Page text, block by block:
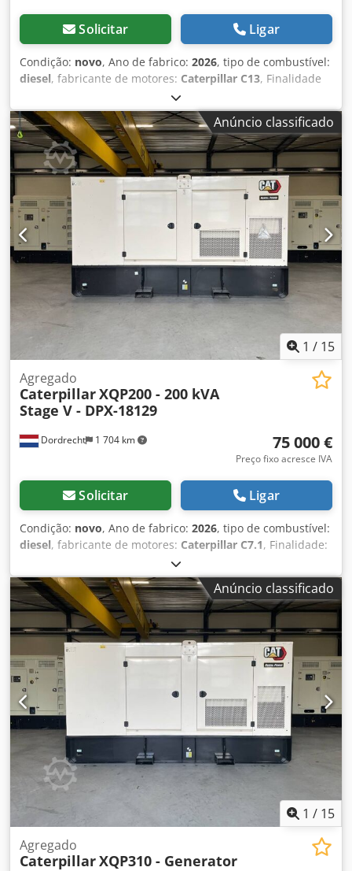
Solicitar Ligar
Condição: novo, Ano de fabrico: 2026, tipo de combustível:
diesel, fabricante de motores: Caterpillar C13, Finalidade
de utilização: construção civil Peso em vazio: 3.886 kg
Potência do gerador: 550 kVA Dimensões da área de carga:
477 x 163 x 236 cm Marcação CE: sim Condições de
entrega: EXW Volume do tanque de água: 721 l País de
produção: CN Para mais informações, contacte a equipa
DPX. = Opções e acessórios adicionais = Dwsdpjxvk Hwjfx
Am Tea - Bateria - Painel de controlo - Teto de aço -
Cisterna
Anúncio classificado
1 / 15
Dordrecht 1 704 km
Agregado
CaterpillarXQP200 - 200 kVA
Stage V - DPX-18129
75 000 €
Preço fixo acresce IVA
Solicitar Ligar
Condição: novo, Ano de fabrico: 2026, tipo de combustível:
diesel, fabricante de motores: Caterpillar C7.1, Finalidade:
Construção Peso vazio: 4.487 kg Potência do gerador: 200
kVA Dimensões do compartimento de carga: 409 x 142 x
235 cm Marca CE: sim Nível de emissões: Stage V / Tier IV
final Volume do tanque de água: 822 l País de produção:
CN Contacte a equipa DPX para mais informações. = Mais
opções e acessórios = Djdpozc Dwdjfx Am Tewa - Bateria -
Painel de controlo - Tanque
Anúncio classificado
1 / 15
Agregado
CaterpillarXQP310 - Generator